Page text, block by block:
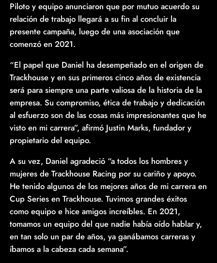
Piloto y equipo anunciaron que por mutuo acuerdo su
relación de trabajo llegará a su fin al concluir la
presente campaña, luego de una asociación que
comenzó en 2021.
“El papel que Daniel ha desempeñado en el origen de
Trackhouse y en sus primeros cinco años de existencia
será para siempre una parte valiosa de la historia de la
empresa. Su compromiso, ética de trabajo y dedicación
al esfuerzo son de las cosas más impresionantes que he
visto en mi carrera”, afirmó Justin Marks, fundador y
propietario del equipo.
A su vez, Daniel agradeció “a todos los hombres y
mujeres de Trackhouse Racing por su cariño y apoyo.
He tenido algunos de los mejores años de mi carrera en
Cup Series en Trackhouse. Tuvimos grandes éxitos
como equipo e hice amigos increíbles. En 2021,
tomamos un equipo del que nadie había oído hablar y,
en tan solo un par de años, ya ganábamos carreras y
íbamos a la cabeza cada semana”.